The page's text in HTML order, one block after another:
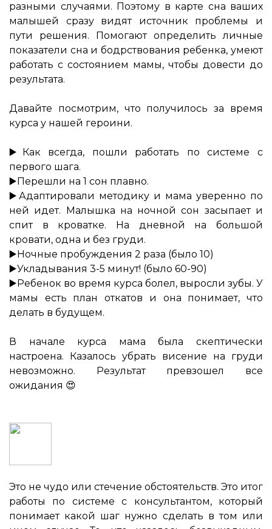
разными случаями. Поэтому в карте сна ваших
малышей сразу видят источник проблемы и
пути решения. Помогают определить личные
показатели сна и бодрствования ребенка, умеют
работать с состоянием мамы, чтобы довести до
результата.
Давайте посмотрим, что получилось за время
курса у нашей героини.
▶️Как всегда, пошли работать по системе с
первого шага.
▶️Перешли на 1 сон плавно.
▶️Адаптировали методику и мама уверенно по
ней идет. Малышка на ночной сон засыпает и
спит в кроватке. На дневной на большой
кровати, одна и без груди.
▶️Ночные пробуждения 2 раза (было 10)
▶️Укладывания 3-5 минут! (было 60-90)
▶️Ребенок во время курса болел, выросли зубы. У
мамы есть план откатов и она понимает, что
делать в будущем.
В начале курса мама была скептически
настроена. Казалось убрать висение на груди
невозможно. Результат превзошел все
ожидания 😍
Это не чудо или стечение обстоятельств. Это итог
работы по системе с консультантом, который
понимает какой шаг нужно сделать в том или